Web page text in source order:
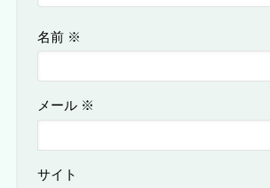
名前 ※
メール ※
サイト